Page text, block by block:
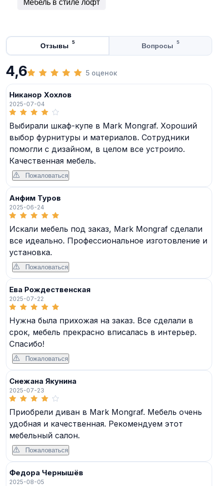
Мебель в стиле лофт
Отзывы 5 Вопросы 5
4,6 5 оценок
Никанор Хохлов
2025-07-04
Выбирали шкаф-купе в Mark Mongraf. Хороший
выбор фурнитуры и материалов. Сотрудники
помогли с дизайном, в целом все устроило.
Качественная мебель.
Пожаловаться
Анфим Туров
2025-06-24
Искали мебель под заказ, Mark Mongraf сделали
все идеально. Профессиональное изготовление и
установка.
Пожаловаться
Ева Рождественская
2025-07-22
Нужна была прихожая на заказ. Все сделали в
срок, мебель прекрасно вписалась в интерьер.
Спасибо!
Пожаловаться
Снежана Якунина
2025-07-23
Приобрели диван в Mark Mongraf. Мебель очень
удобная и качественная. Рекомендуем этот
мебельный салон.
Пожаловаться
Федора Чернышёв
2025-08-05